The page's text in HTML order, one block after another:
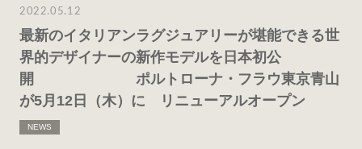
2022.05.12
最新のイタリアンラグジュアリーが堪能できる世
界的デザイナーの新作モデルを日本初公
開 ポルトローナ・フラウ東京青山
が5月12日（木）に リニューアルオープン
NEWS